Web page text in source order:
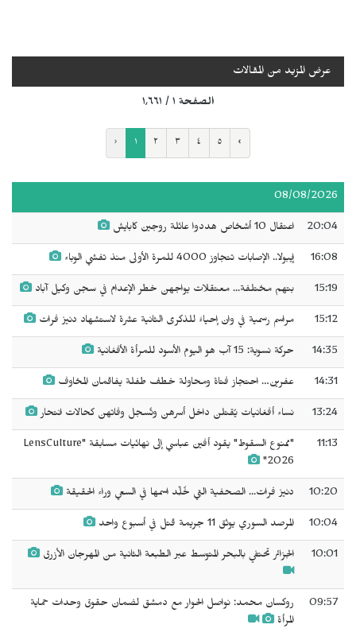
عرض المزيد من المقالات
الصفحة ١ / ١٬٦٦١
‹ ١ ٢ ٣ ٤ ٥ ›
08/08/2026
20:04 اعتقال 10 أشخاص هددوا عائلة روجين كابايش
16:08 إيبولا.. الإصابات تتجاوز 4000 للمرة الأولى منذ تفشي الوباء
15:19 بتهم مختلفة... معتقلات يواجهن خطر الإعدام في سجن وكيل آباد
15:12 مراسم رسمية في وان إحياءً للذكرى الثانية عشرة لاستشهاد دنيز فرات
14:35 حركة نسوية: 15 آب هو اليوم الأسود للمرأة الأفغانية
14:31 عفرين… احتجاز فتاة ومحاولة خطف طفلة يفاقمان المخاوف
13:24 نساء أفغانيات يُقتلن داخل أسرهن وتُسجل وفاتهن كحالات انتحار
11:13
"ممنوع السقوط" يقود أفين عباسي إلى نهائيات مسابقة "LensCulture
2026"
10:20 دنيز فرات... الصحفية التي خُلِّد اسمها في السعي وراء الحقيقة
10:04 المرصد السوري يوثق 11 جريمة قتل في أسبوع واحد
10:01 الجزائر تحتفي بالبحر المتوسط عبر الطبعة الثانية من المهرجان الأزرق
09:57
روكسان محمد: نواصل الحوار مع دمشق لضمان حقوق وحدات حماية
المرأة